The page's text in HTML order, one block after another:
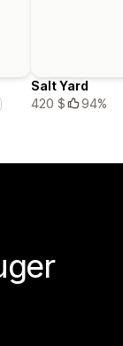
Salt Yard
420 $
94%